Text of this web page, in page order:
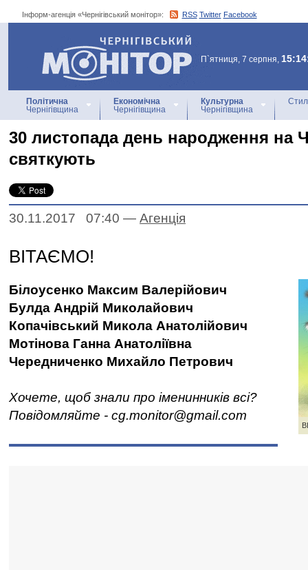
Інформ-агенція «Чернігівський монітор»: RSS Twitter Facebook
Інформ-агенція
«Чернігівський монітор»
П`ятниця, 7 серпня,
Політична
Чернігівщина
Економічна
Чернігівщина
Культурна
Чернігівщина
30 листопада день народження на
святкують
30.11.2017 07:40 — Агенцiя
ВІТАЄМО!
Білоусенко Максим Валерійович
Булда Андрій Миколайович
Копачівський Микола Анатолійович
Мотінова Ганна Анатоліївна
Чередниченко Михайло Петрович
Хочете, щоб знали про іменинників всі?
Повідомляйте - cg.monitor@gmail.com